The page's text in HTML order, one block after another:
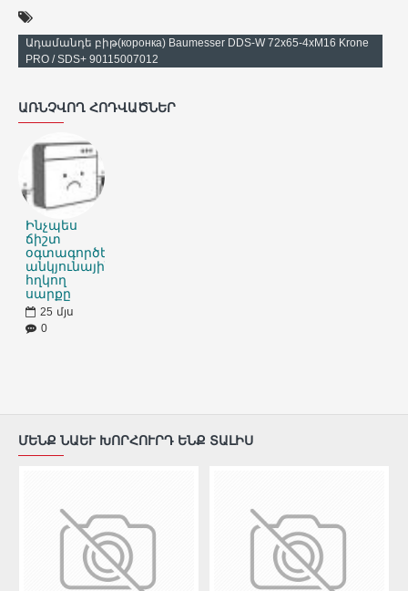
Ադամանդե բիթ(коронка) Baumesser DDS-W 72x65-4xM16 Krone
PRO / SDS+ 90115007012
ԱՌՆՉՎՈՂ ՀՈԴՎԱԾՆԵՐ
Ինչպես
ճիշտ
օգտագործել
անկյունային
հղկող
սարքը
25 մյս
0
ՄԵՆՔ ՆԱԵՒ ԽՈՐՀՈՒՐԴ ԵՆՔ ՏԱԼԻՍ